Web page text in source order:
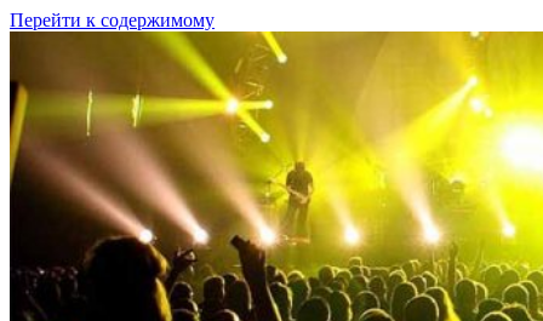
Перейти к содержимому